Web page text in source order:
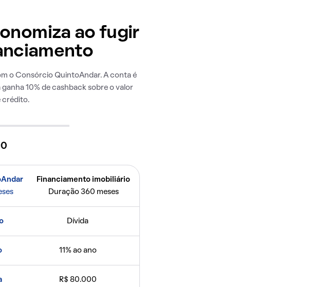
ao fugir
o Consórcio QuintoAndar. A conta é
10% de cashback sobre o valor
crédito.
Financiamento imobiliário
Duração 360 meses
Dívida
11% ao ano
R$ 80.000